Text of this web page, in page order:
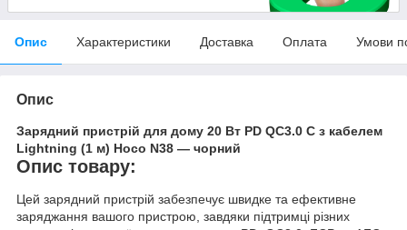
Опис Характеристики Доставка Оплата Умови
Опис
Зарядний пристрій для дому 20 Вт PD QC3.0 C з кабелем
Lightning (1 м) Hoco N38 — чорний
Опис товару:
Цей зарядний пристрій забезпечує швидке та ефективне
заряджання вашого пристрою, завдяки підтримці різних